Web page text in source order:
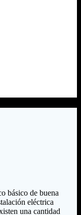
básico de buena
eléctrica
una cantidad